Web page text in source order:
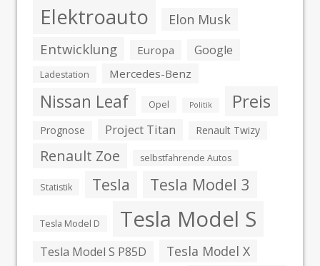
Elektroauto Elon Musk
Entwicklung Europa Google
Ladestation Mercedes-Benz
Nissan Leaf Opel Politik Preis
Prognose Project Titan Renault Twizy
Renault Zoe selbstfahrende Autos
Statistik Tesla Tesla Model 3
Tesla Model D Tesla Model S
Tesla Model S P85D
Tesla Model X